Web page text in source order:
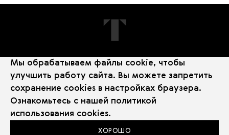
ПОДПИШИТЕСЬ НА НОВОСТИ
Политика использования Cookie
Мы обрабатываем файлы cookie, чтобы
улучшить работу сайта. Вы можете запретить
сохранение cookies в настройках браузера.
Ознакомьтесь с нашей политикой
использования cookies.
ХОРОШО